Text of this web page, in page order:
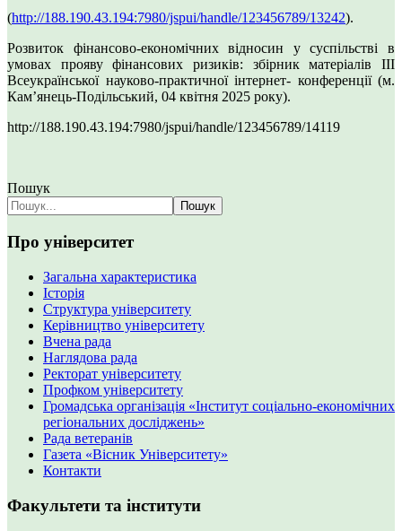
(http://188.190.43.194:7980/jspui/handle/123456789/13242).
Розвиток фінансово-економічних відносин у суспільстві в
умовах прояву фінансових ризиків: збірник матеріалів ІII
Всеукраїнської науково-практичної інтернет- конференції (м.
Камʼянець-Подільський, 04 квітня 2025 року).
http://188.190.43.194:7980/jspui/handle/123456789/14119
Пошук
Пошук
Про університет
Загальна характеристика
Історія
Структура університету
Керівництво університету
Вчена рада
Наглядова рада
Ректорат університету
Профком університету
Громадська організація «Інститут соціально-економічних
регіональних досліджень»
Рада ветеранів
Газета «Вісник Університету»
Контакти
Факультети та інститути